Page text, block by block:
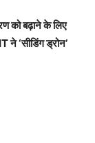
को बढ़ाने के लिए
ने ‘सीडिंग ड्रोन’